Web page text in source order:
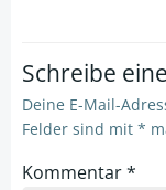
Schreibe
Deine E-Mail-
Felder sind mit *
Kommentar*